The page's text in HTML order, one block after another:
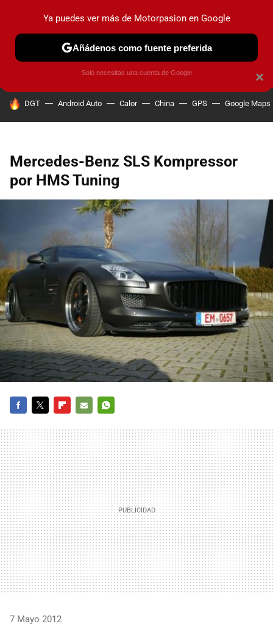
PRUEBAS COCHES ELÉCTRICOS OBSERVATORIO
HOY SE HABLA DE
DGT Android Auto Calor China GPS Google Maps
Mercedes-Benz SLS Kompressor
por HMS Tuning
MAIL
7 Mayo 2012
×
Ya puedes ver más de Motorpasion en Google
Añádenos como fuente preferida
Solo necesitas una cuenta de Google